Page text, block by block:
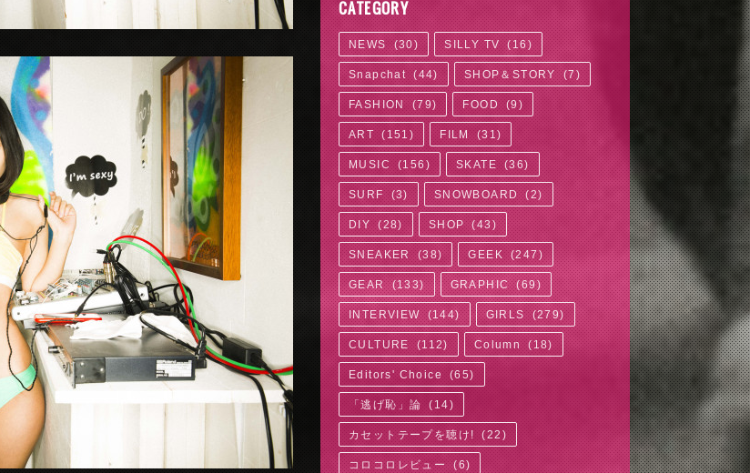
CATEGORY
NEWS (30) SILLY TV (16)
Snapchat (44) SHOP＆STORY (7)
FASHION (79) FOOD (9 )
ART ( 151 ) FILM (31)
MUSIC (156 ) SKATE (36)
SURF (3) SNOWBOARD (2)
DIY (28) SHOP (43)
SNEAKER (38) GEEK (247)
GEAR (133) GRAPHIC (69)
INTERVIEW (144) GIRLS (279)
CULTURE (112) Column (18)
Editors' Choice (65)
「逃げ恥」論 ( 14)
カセットテープを聴け! (22 )
コロコロレビュー (6)